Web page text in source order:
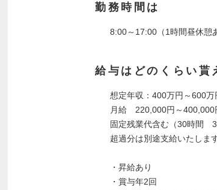
勤務時間は
8:00～17:00（1時間昼休憩
給与はどのくらい貰
想定年収：400万円～600万
月給 220,000円～400,000
固定残業代含む（30時間
超過分は別途支給いたします
・昇給あり
・賞与年2回